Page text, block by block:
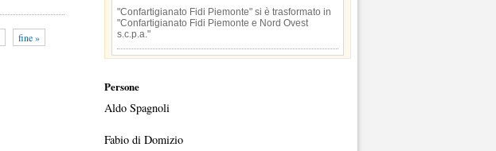
fine »
"Confartigianato Fidi Piemonte" si è trasformato in
"Confartigianato Fidi Piemonte e Nord Ovest
s.c.p.a."
Persone
Aldo Spagnoli
Fabio di Domizio